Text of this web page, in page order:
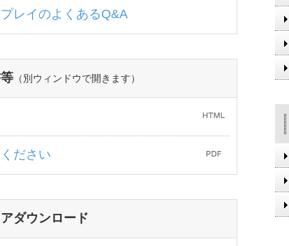
レイのよくあるQ&A
（別ウィンドウで開きます）
ださい
ダウンロード